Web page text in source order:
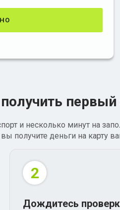
и несколько минут на
получите деньги на карту
2
Дождитесь